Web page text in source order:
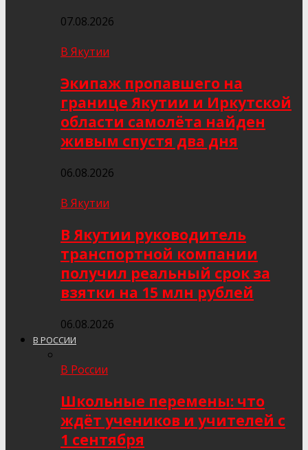
07.08.2026
В Якутии
Экипаж пропавшего на
границе Якутии и Иркутской
области самолёта найден
живым спустя два дня
06.08.2026
В Якутии
В Якутии руководитель
транспортной компании
получил реальный срок за
взятки на 15 млн рублей
06.08.2026
В РОССИИ
В России
Школьные перемены: что
ждёт учеников и учителей с
1 сентября